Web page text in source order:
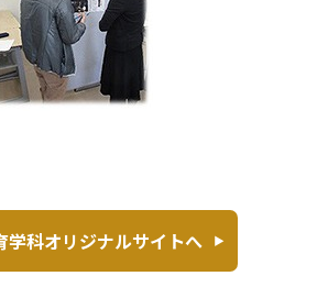
学科オリジナルサイトへ